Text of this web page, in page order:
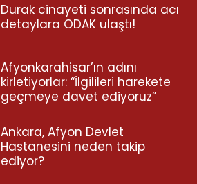
Durak cinayeti sonrasında acı
detaylara ODAK ulaştı!
Afyonkarahisar’ın adını
kirletiyorlar: “İlgilileri harekete
geçmeye davet ediyoruz”
Ankara, Afyon Devlet
Hastanesini neden takip
ediyor?